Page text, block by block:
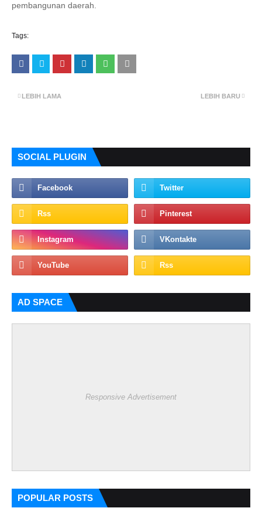
pembangunan daerah.
Tags:
LEBIH BARU
LEBIH LAMA
SOCIAL PLUGIN
AD SPACE
Responsive Advertisement
POPULAR POSTS